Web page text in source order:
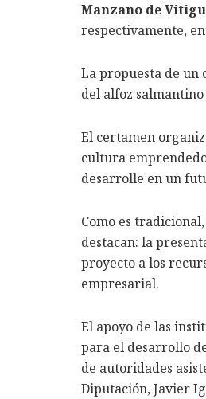
Manzano de
respectivamente,
La propuesta de un
del alfoz
El certamen
cultura
desarrolle en un
Como es
destacan: la
proyecto a los
empresarial.
El apoyo de las
para el desarrollo
de autoridades
Diputación, Javier